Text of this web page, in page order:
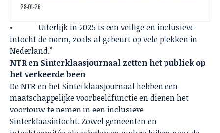
28-01-26
• Uiterlijk in 2025 is een veilige en inclusieve
intocht de norm, zoals al gebeurt op vele plekken in
Nederland.”
NTR en Sinterklaasjournaal zetten het publiek op
het verkeerde been
De NTR en het Sinterklaasjournaal hebben een
maatschappelijke voorbeeldfunctie en dienen het
voortouw te nemen in een inclusieve
Sinterklaasintocht. Zowel gemeenten en